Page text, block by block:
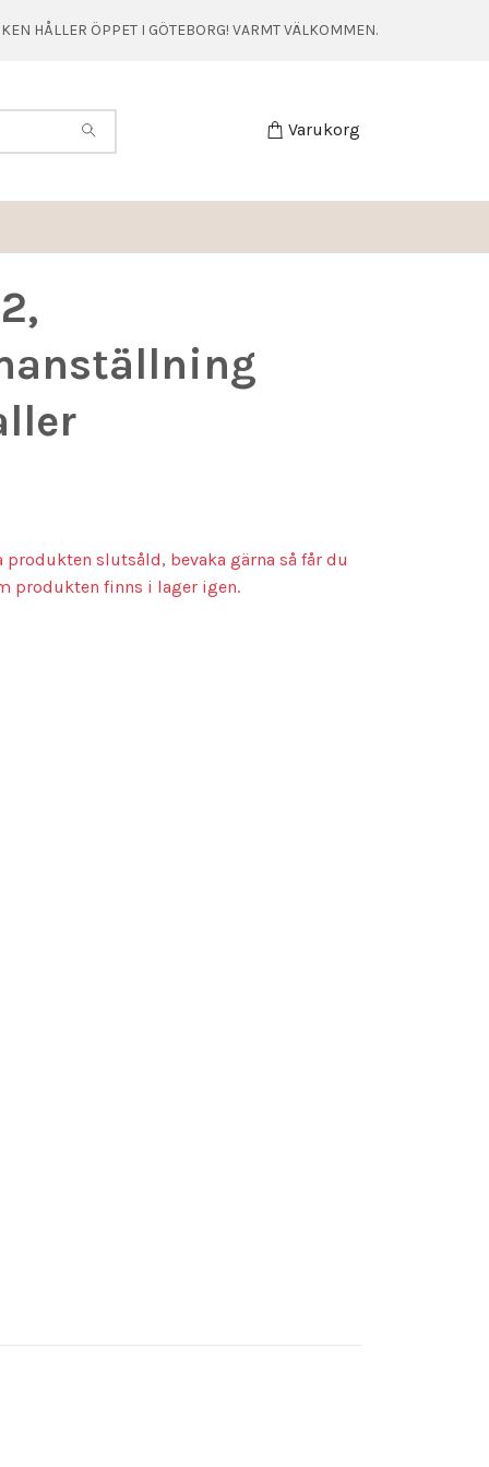
HÅLLER ÖPPET I GÖTEBORG! VARMT VÄLKOMMEN.
Varukorg
produkten slutsåld, bevaka gärna så får du
produkten finns i lager igen.